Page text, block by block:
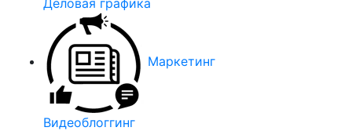
Деловая графика
Маркетинг
Видеоблоггинг